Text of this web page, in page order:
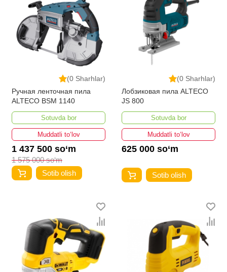
(0 Sharhlar)
Ручная ленточная пила
ALTECO BSM 1140
Sotuvda bor
Muddatli to‘lov
1 437 500 so‘m
1 575 000 so‘m
Sotib olish
(0 Sharhlar)
Лобзиковая пила ALTECO
JS 800​
Sotuvda bor
Muddatli to‘lov
625 000 so‘m
Sotib olish